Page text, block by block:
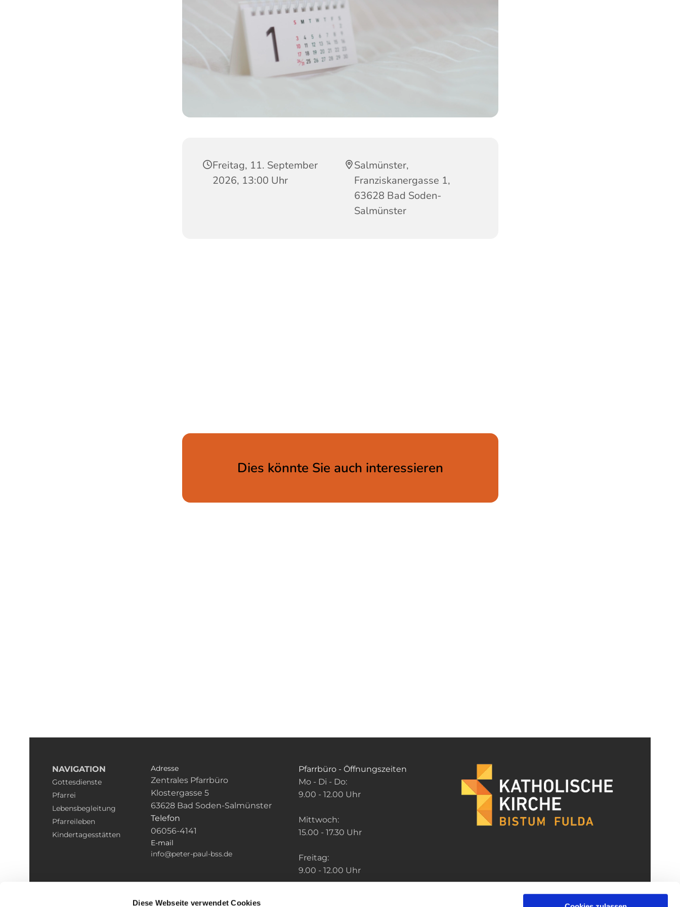
Diese Webseite verwendet Cookies
Freitag, 11. September
2026, 13:00 Uhr
Salmünster,
Franziskanergasse 1,
63628 Bad Soden-
Salmünster
Dies könnte Sie auch interessieren
NAVIGATION
Gottesdienste
Pfarrei
Lebensbegleitung
Pfarreileben
Kindertagesstätten
Adresse
Zentrales Pfarrbüro
Klostergasse 5
63628 Bad Soden-Salmünster
Telefon
06056-4141
E-mail
info@peter-paul-bss.de
Pfarrbüro - Öffnungszeiten
Mo - Di - Do:
9.00 - 12.00 Uhr
Mittwoch:
15.00 - 17.30 Uhr
Freitag:
9.00 - 12.00 Uhr